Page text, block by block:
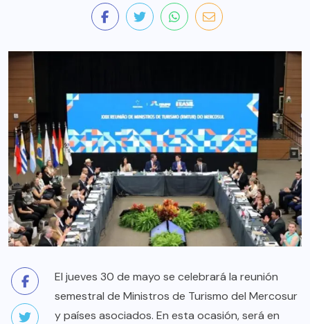
El jueves 30 de mayo se celebrará la reunión
semestral de Ministros de Turismo del Mercosur
y países asociados. En esta ocasión, será en